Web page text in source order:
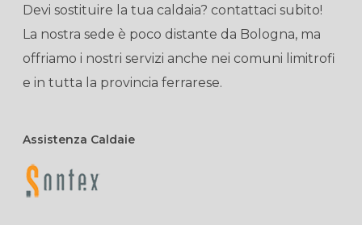
Devi sostituire la tua caldaia? contattaci subito!
La nostra sede è poco distante da Bologna, ma
offriamo i nostri servizi anche nei comuni limitrofi
e in tutta la provincia ferrarese.
Assistenza Caldaie